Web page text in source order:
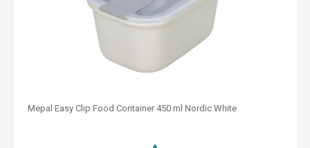
Mepal Easy Clip Food Container 450 ml Nordic White